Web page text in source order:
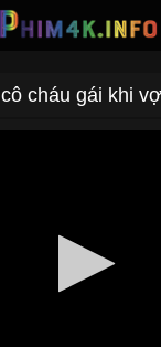
cháu gái khi